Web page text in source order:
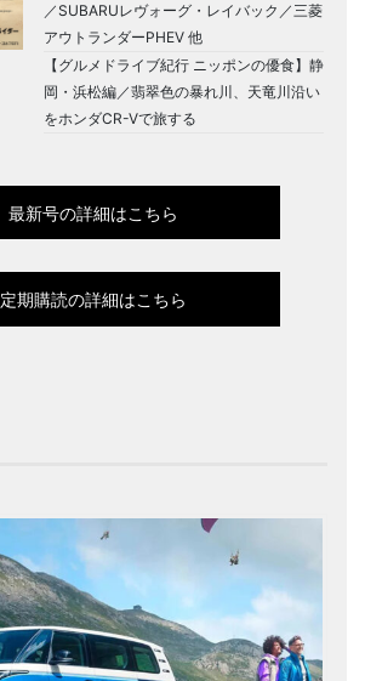
／SUBARUレヴォーグ・レイバック／三菱
アウトランダーPHEV 他
【グルメドライブ紀行 ニッポンの優食】静
岡・浜松編／翡翠色の暴れ川、天竜川沿い
をホンダCR-Vで旅する
最新号の詳細はこちら
定期購読の詳細はこちら